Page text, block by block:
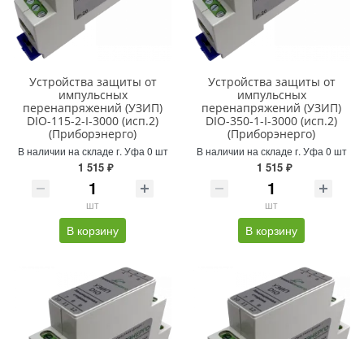
Устройства защиты от
импульсных
перенапряжений (УЗИП)
DIO-115-2-I-3000 (исп.2)
(Приборэнерго)
В наличии на складе г. Уфа 0 шт
1 515 ₽
шт
В корзину
Устройства защиты от
импульсных
перенапряжений (УЗИП)
DIO-350-1-I-3000 (исп.2)
(Приборэнерго)
В наличии на складе г. Уфа 0 шт
1 515 ₽
шт
В корзину